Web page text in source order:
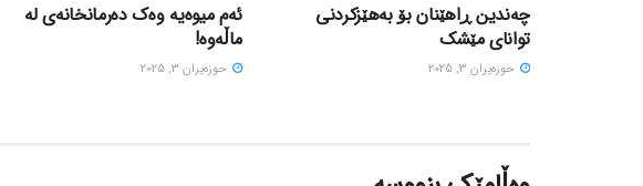
چەندین ڕاهێنان بۆ بەهێزکردنی
توانای مێشک
حوزه‌یران 3, 2025
ئەم میوەیە وەک دەرمانخانەی لە
ماڵەوە!
حوزه‌یران 3, 2025